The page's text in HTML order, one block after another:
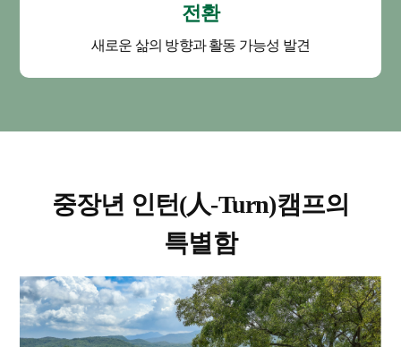
전환
새로운 삶의 방향과 활동 가능성 발견
중장년 인턴(人-Turn)캠프의
특별함